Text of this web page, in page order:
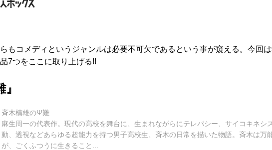
もコメディというジャンルは必要不可欠であるという事が窺える。今回
7つをここに取り上げる!!
斉木楠雄のΨ難
麻生周一の代表作。現代の高校を舞台に、生まれながらにテレパシー、サイコキネシ
動、透視などあらゆる超能力を持つ男子高校生、斉木の日常を描いた物語。斉木は万
が、ごくふつうに生きること...